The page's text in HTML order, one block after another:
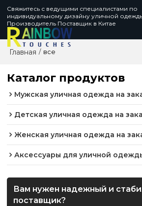
Свяжитесь с ведущими специалистами по
индивидуальному дизайну уличной
Производитель Поставщик в Китае
Главная / все
Каталог продуктов
Мужская уличная одежда на
Детская уличная одежда на
Женская уличная одежда на
Аксессуары для уличной
Вам нужен надежный и
поставщик?